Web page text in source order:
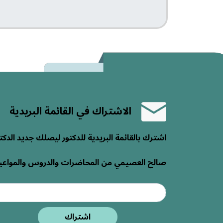
الاشتراك في القائمة البريدية
اشترك بالقائمة البريدية للدكتور ليصلك جديد
صالح العصيمي من المحاضرات والدروس
اشتراك